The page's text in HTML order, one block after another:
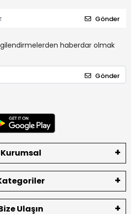
Gönder
haberdar olmak
Gönder
Kurumsal
Ulaşın